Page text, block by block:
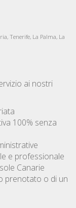
Tenerife, La Palma, La
ai nostri
100% senza
e professionale
Canarie
prenotato o di un